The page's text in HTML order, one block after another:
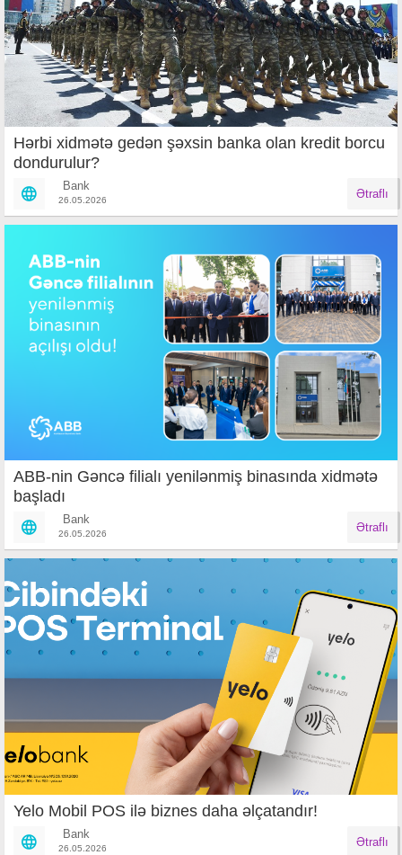
Hərbi xidmətə gedən şəxsin banka olan kredit borcu
dondurulur?
Bank
26.05.2026 Ətraflı
ABB-nin Gəncə filialı yenilənmiş binasında xidmətə
başladı
Bank
26.05.2026 Ətraflı
Yelo Mobil POS ilə biznes daha əlçatandır!
Bank
26.05.2026 Ətraflı